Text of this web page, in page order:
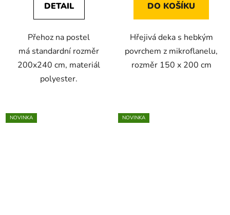
DETAIL
Přehoz na postel
má standardní rozměr
200x240 cm, materiál
polyester.
DO KOŠÍKU
Hřejivá deka s hebkým
povrchem z mikroflanelu,
rozměr 150 x 200 cm
NOVINKA NOVINKA